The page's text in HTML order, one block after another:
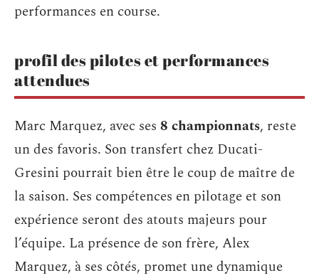
performances en course.
profil des pilotes et performances
attendues
Marc Marquez, avec ses 8 championnats, reste
un des favoris. Son transfert chez Ducati-
Gresini pourrait bien être le coup de maître de
la saison. Ses compétences en pilotage et son
expérience seront des atouts majeurs pour
l’équipe. La présence de son frère, Alex
Marquez, à ses côtés, promet une dynamique